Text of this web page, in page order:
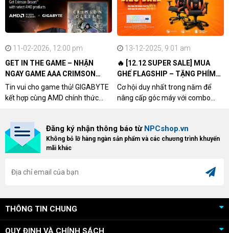
11-02-2026, 12:00 pm
GET IN THE GAME – NHẬN
NGAY GAME AAA CRIMSON
DESERT CÙNG GIGABYTE &
AMD
Tin vui cho game thủ! GIGABYTE
kết hợp cùng AMD chính thức
khách hàng sở hữu VGA Radeon
RX 9070 / RX 9070 XT.
13-12-2025, 9:01 am
🔥 [12.12 SUPER SALE] MUA
GHẾ FLAGSHIP – TẶNG PHÍM
CƠ XỊN
Cơ hội duy nhất trong năm để
nâng cấp góc máy với combo
dòng ghế Gaming cao cấp nhất,
bạn sẽ nhận ngay quà tặng trị giá
Đăng ký nhận thông báo từ NPCshop.vn
Không bỏ lỡ hàng ngàn sản phẩm và các chương trình khuyến
mãi khác
THÔNG TIN CHUNG
QUY ĐỊNH VÀ CHÍNH SÁCH